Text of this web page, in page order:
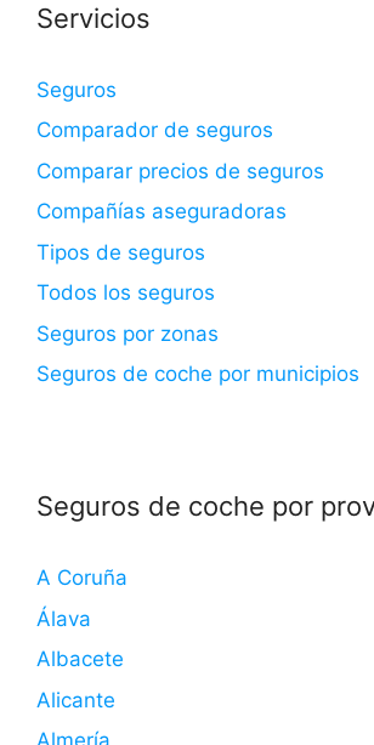
Servicios
Seguros
Comparador de seguros
Comparar precios de seguros
Compañías aseguradoras
Tipos de seguros
Todos los seguros
Seguros por zonas
Seguros de coche por municipios
Seguros de coche por
A Coruña
Álava
Albacete
Alicante